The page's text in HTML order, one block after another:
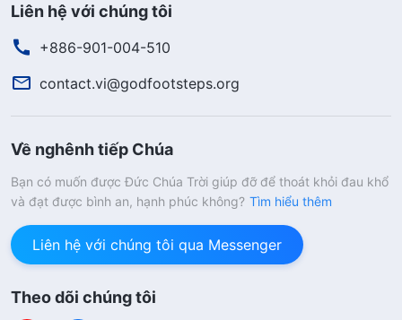
Liên hệ với chúng tôi
+886-901-004-510
contact.vi@godfootsteps.org
Về nghênh tiếp Chúa
Bạn có muốn được Đức Chúa Trời giúp đỡ để thoát khỏi đau khổ
và đạt được bình an, hạnh phúc không? Tìm hiểu thêm
Liên hệ với chúng tôi qua Messenger
Theo dõi chúng tôi